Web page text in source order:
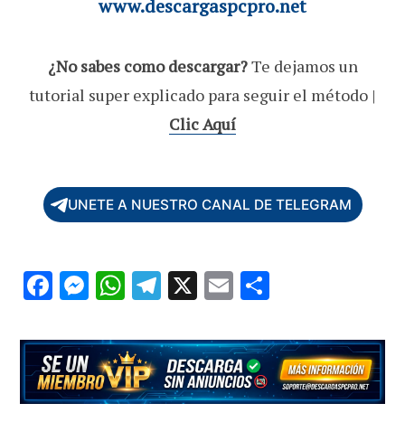
www.descargaspcpro.net
¿No sabes como descargar?Te dejamos un
tutorial super explicado para seguir el método |
Clic Aquí
UNETE A NUESTRO CANAL DE TELEGRAM
F
e
b
o
M
se
n
g
W
at
s
A
T
e
gr
a
X E
ai
l
m
p
ar